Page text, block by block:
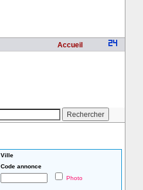
Accueil
Ville
Code annonce
Photo